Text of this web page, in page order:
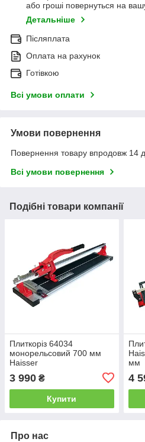
або гроші повернуться на
Детальніше
Післяплата
Оплата на рахунок
Готівкою
Всі умови оплати
Умови повернення
Повернення товару впродовж 14
Всі умови повернення
Подібні товари компанії
Плиткоріз 64034
монорельсовий 700 мм
Haisser
3 990 ₴
Купити
мм
4
Про нас